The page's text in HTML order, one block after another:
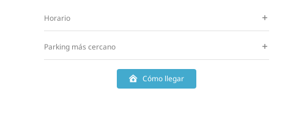
Horario
Parking más cercano
Cómo llegar